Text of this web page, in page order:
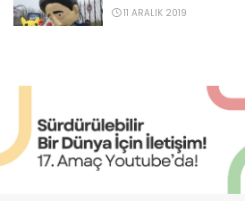
11 ARALIK 2019